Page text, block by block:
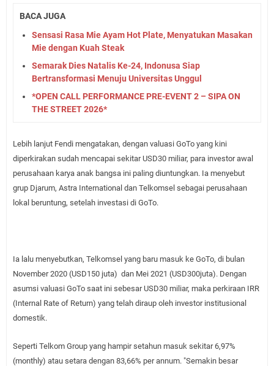
BACA JUGA
Sensasi Rasa Mie Ayam Hot Plate, Menyatukan Masakan
Mie dengan Kuah Steak
Semarak Dies Natalis Ke-24, Indonusa Siap
Bertransformasi Menuju Universitas Unggul
*OPEN CALL PERFORMANCE PRE-EVENT 2 – SIPA ON
THE STREET 2026*
Lebih lanjut Fendi mengatakan, dengan valuasi GoTo yang kini
diperkirakan sudah mencapai sekitar USD30 miliar, para investor awal
perusahaan karya anak bangsa ini paling diuntungkan. Ia menyebut
grup Djarum, Astra International dan Telkomsel sebagai perusahaan
lokal beruntung, setelah investasi di GoTo.
Ia lalu menyebutkan, Telkomsel yang baru masuk ke GoTo, di bulan
November 2020 (USD150 juta) dan Mei 2021 (USD300juta). Dengan
asumsi valuasi GoTo saat ini sebesar USD30 miliar, maka perkiraan IRR
(Internal Rate of Return) yang telah diraup oleh investor institusional
domestik.
Seperti Telkom Group yang hampir setahun masuk sekitar 6,97%
(monthly) atau setara dengan 83,66% per annum. "Semakin besar